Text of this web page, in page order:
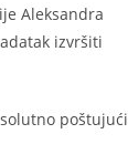
Aleksandra
izvršiti
poštujući